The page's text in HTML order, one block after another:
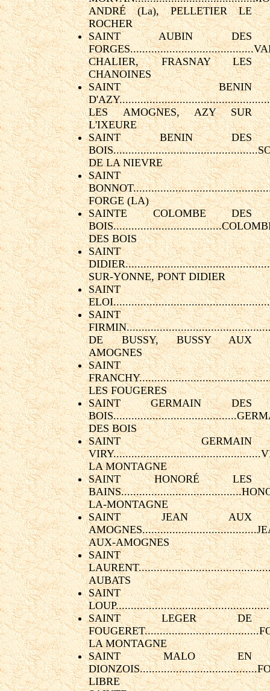
ANDRÉ (La), PELLETIER LE
ROCHER
SAINT AUBIN DES
CHALIER, FRASNAY LES
CHANOINES
SAINT BENIN
LES AMOGNES, AZY SUR
L'IXEURE
SAINT BENIN DES
DE LA NIEVRE
SAINT
FORGE (LA)
SAINTE COLOMBE DES
DES BOIS
SAINT
SUR-YONNE, PONT DIDIER
SAINT
SAINT
DE BUSSY, BUSSY AUX
AMOGNES
SAINT
LES FOUGERES
SAINT GERMAIN DES
DES BOIS
SAINT GERMAIN
LA MONTAGNE
SAINT HONORÉ LES
LA-MONTAGNE
SAINT JEAN AUX
AUX-AMOGNES
SAINT
AUBATS
SAINT
SAINT LEGER DE
LA MONTAGNE
SAINT MALO EN
LIBRE